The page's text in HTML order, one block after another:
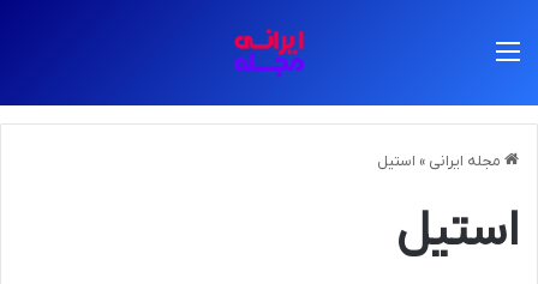
مجله ایرانی » استیل
استیل